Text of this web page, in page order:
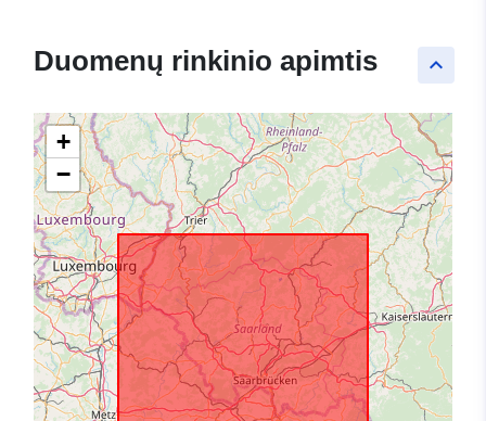
keyboard_arrow_up
Duomenų rinkinio apimtis
+
−